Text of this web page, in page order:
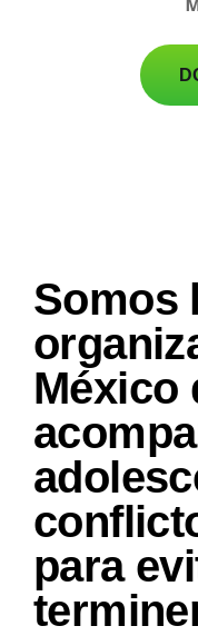
Somos
México
para